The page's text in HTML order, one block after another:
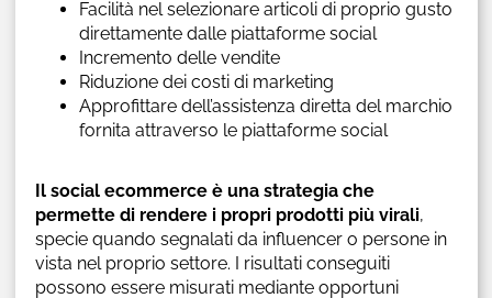
Facilità nel selezionare articoli di proprio gusto
direttamente dalle piattaforme social
Incremento delle vendite
Riduzione dei costi di marketing
Approfittare dell’assistenza diretta del marchio
fornita attraverso le piattaforme social
Il social ecommerce è una strategia che
permette di rendere i propri prodotti più virali,
specie quando segnalati da influencer o persone in
vista nel proprio settore. I risultati conseguiti
possono essere misurati mediante opportuni